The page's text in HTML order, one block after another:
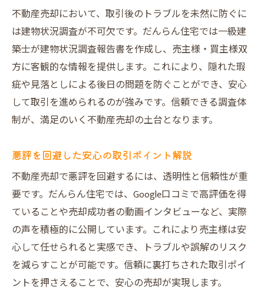
不動産売却において、取引後のトラブルを未然に防ぐに
は建物状況調査が不可欠です。だんらん住宅では一級建
築士が建物状況調査報告書を作成し、売主様・買主様双
方に客観的な情報を提供します。これにより、隠れた瑕
疵や見落としによる後日の問題を防ぐことができ、安心
して取引を進められるのが強みです。信頼できる調査体
制が、満足のいく不動産売却の土台となります。
悪評を回避した安心の取引ポイント解説
不動産売却で悪評を回避するには、透明性と信頼性が重
要です。だんらん住宅では、Google口コミで高評価を得
ていることや売却成功者の動画インタビューなど、実際
の声を積極的に公開しています。これにより売主様は安
心して任せられると実感でき、トラブルや誤解のリスク
を減らすことが可能です。信頼に裏打ちされた取引ポイ
ントを押さえることで、安心の売却が実現します。